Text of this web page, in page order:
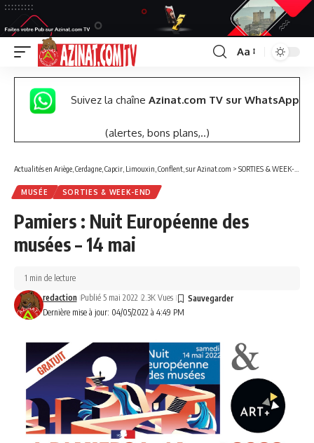
Font
Resizer
Aa
Suivez la chaîne Azinat.com TV sur WhatsApp
(alertes, bons plans,..)
Actualités en Ariège, Cerdagne, Capcir, Limouxin, Conflent, sur Azinat.com > SORTIES & WEEK-END
MUSÉE SORTIES & WEEK-END
Pamiers : Nuit Européenne des
musées – 14 mai
Dernière mise à jour: 04/05/2022 à 4:49 PM
redaction Publié 5 mai 2022 2.3K Vues
1 min de lecture